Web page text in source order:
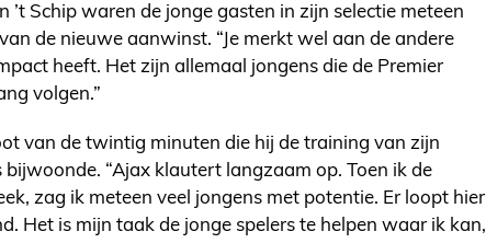
’t Schip waren de jonge gasten in zijn selectie meteen
de nieuwe aanwinst. “Je merkt wel aan de andere
heeft. Het zijn allemaal jongens die de Premier
volgen.”
van de twintig minuten die hij de training van zijn
bijwoonde. “Ajax klautert langzaam op. Toen ik de
zag ik meteen veel jongens met potentie. Er loopt hier
Het is mijn taak de jonge spelers te helpen waar ik kan,